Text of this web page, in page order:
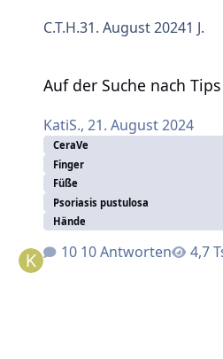
C.T.H.31. August 20241 J.
Auf der Suche nach Tips
KatiS., 21. August 2024
CeraVe
Finger
Füße
Psoriasis pustulosa
Hände
10 Antworten